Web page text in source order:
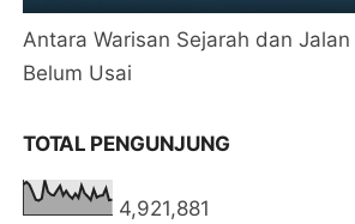
Antara Warisan Sejarah dan Jalan
Belum Usai
TOTAL PENGUNJUNG
4,921,881